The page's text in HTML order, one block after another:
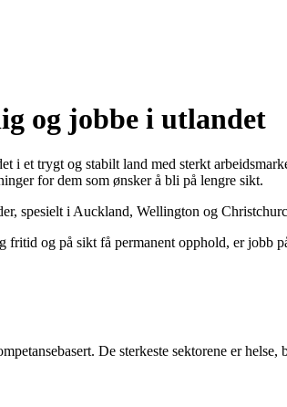
og jobbe i utlandet
i et trygt og stabilt land med sterkt
for dem som ønsker å bli på lengre sikt.
spesielt i Auckland, Wellington og
og på sikt få permanent opphold, er jobb
De sterkeste sektorene er